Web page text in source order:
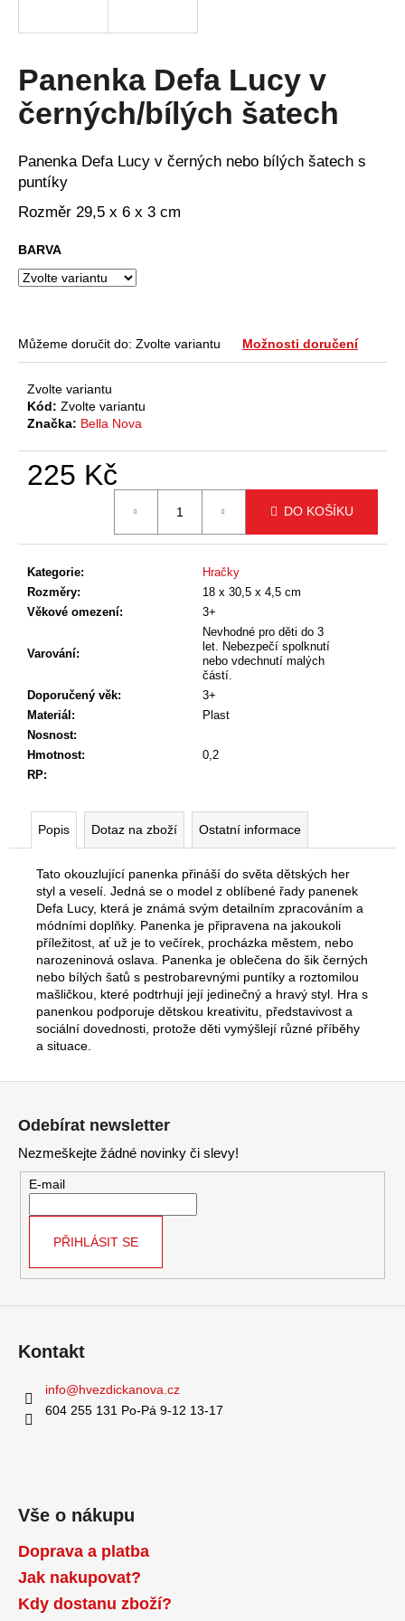
Panenka Defa Lucy v
černých/bílých šatech
Panenka Defa Lucy v černých nebo bílých šatech s
puntíky
Rozměr 29,5 x 6 x 3 cm
BARVA
Můžeme doručit do: Zvolte variantu Možnosti doručení
Zvolte variantu
Kód: Zvolte variantu
Značka: Bella Nova
225 Kč
DO KOŠÍKU
Kategorie:
Hračky
Rozměry:
18 x 30,5 x 4,5 cm
Věkové omezení: 3+
Varování:
Nevhodné pro děti do 3
let. Nebezpečí spolknutí
nebo vdechnutí malých
částí.
Doporučený věk:
3+
Materiál:
Plast
Nosnost:
Hmotnost:
0,2
RP:
Popis Dotaz na zboží Ostatní informace
Tato okouzlující panenka přináší do světa dětských her
styl a veselí. Jedná se o model z oblíbené řady panenek
Defa Lucy, která je známá svým detailním zpracováním a
módními doplňky. Panenka je připravena na jakoukoli
příležitost, ať už je to večírek, procházka městem, nebo
narozeninová oslava. Panenka je oblečena do šik černých
nebo bílých šatů s pestrobarevnými puntíky a roztomilou
mašličkou, které podtrhují její jedinečný a hravý styl. Hra s
panenkou podporuje dětskou kreativitu, představivost a
sociální dovednosti, protože děti vymýšlejí různé příběhy
a situace.
í
t
?
HLEDAT
D
o
r
u
u
j
m
Odebírat newsletter
Nezmeškejte žádné novinky či slevy!
E-mail
PŘIHLÁSIT SE
Kontakt
info@hvezdickanova.cz
604 255 131 Po-Pá 9-12 13-17
Vše o nákupu
Doprava a platba
Jak nakupovat?
Kdy dostanu zboží?